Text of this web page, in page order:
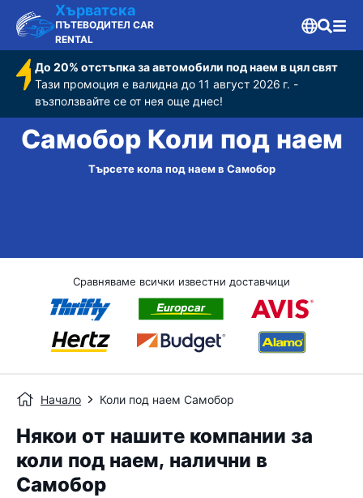
Хърватска
ПЪТЕВОДИТЕЛ CAR
RENTAL
До 20% отстъпка за автомобили под наем в цял свят
Тази промоция е валидна до 11 август 2026 г. -
възползвайте се от нея още днес!
Самобор Коли под наем
Търсете кола под наем в Самобор
Сравняваме всички известни доставчици
Начало Коли под наем Самобор
Някои от нашите компании за
коли под наем, налични в
Самобор